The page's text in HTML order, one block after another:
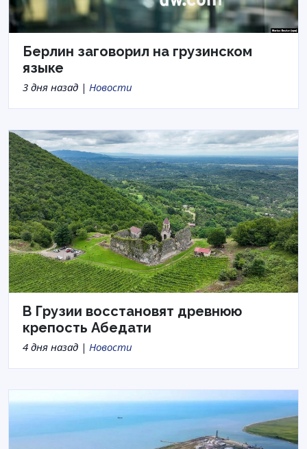
Берлин заговорил на грузинском
языке
3 дня назад | Новости
В Грузии восстановят древнюю
крепость Абедати
4 дня назад | Новости